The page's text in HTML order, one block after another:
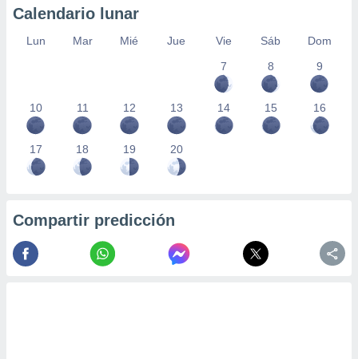
Calendario lunar
Lun Mar Mié Jue Vie Sáb
Dom
7
8 9
10 11 12 13 14 15 16
17 18 19 20
Compartir predicción